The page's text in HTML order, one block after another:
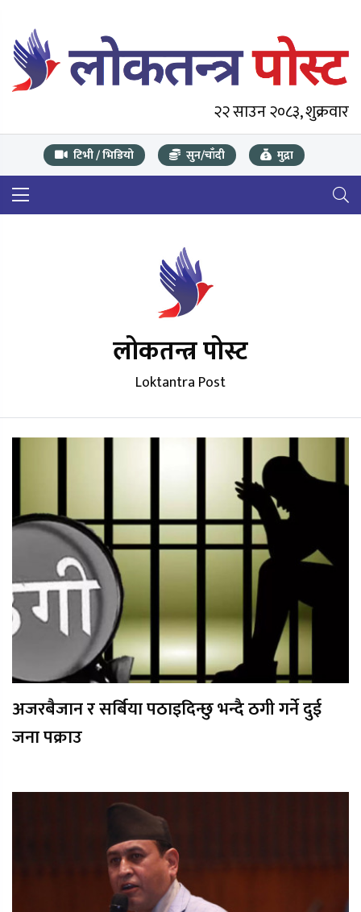
२२ साउन २०८३, शुक्रवार
टिभी / भिडियो सुन/चाँदी मुद्रा
लोकतन्त्र पोस्ट
Loktantra Post
अजरबैजान र सर्बिया पठाइदिन्छु भन्दै ठगी गर्ने दुई
जना पक्राउ